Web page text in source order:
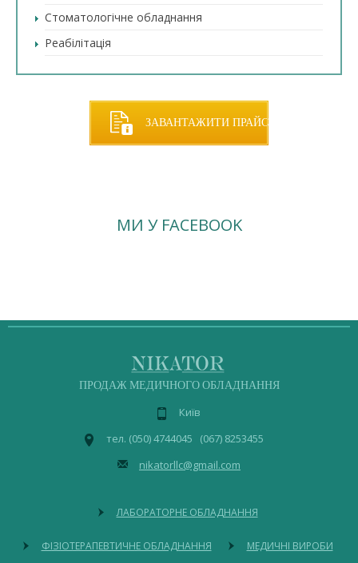
Стоматологічне обладнання
Реабілітація
ЗАВАНТАЖИТИ ПРАЙС
МИ У FACEBOOK
ПРОДАЖ МЕДИЧНОГО ОБЛАДНАННЯ
Київ
тел. (050) 4744045 (067) 8253455
nikatorllc@gmail.com
ЛАБОРАТОРНЕ ОБЛАДНАННЯ
ФІЗІОТЕРАПЕВТИЧНЕ ОБЛАДНАННЯ МЕДИЧНІ ВИРОБИ